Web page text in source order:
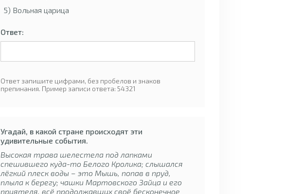
5) Вольная царица
Ответ:
Ответ запишите цифрами, без пробелов и знаков
препинания. Пример записи ответа: 54321
Угадай, в какой стране происходят эти
удивительные события.
Высокая трава шелестела под лапками
спешившего куда-то Белого Кролика; слышался
лёгкий плеск воды – это Мышь, попав в пруд,
плыла к берегу; чашки Мартовского Зайца и его
приятеля, всё продолжавших своё бесконечное